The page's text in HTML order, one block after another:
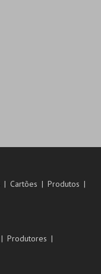
Cartões
Produtos
Produtores